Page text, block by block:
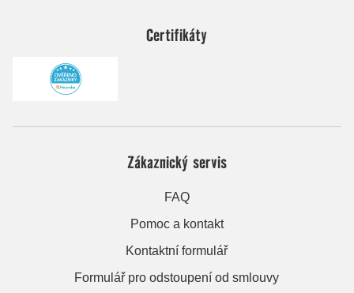
Certifikáty
Zákaznický servis
FAQ
Pomoc a kontakt
Kontaktní formulář
Formulář pro odstoupení od smlouvy